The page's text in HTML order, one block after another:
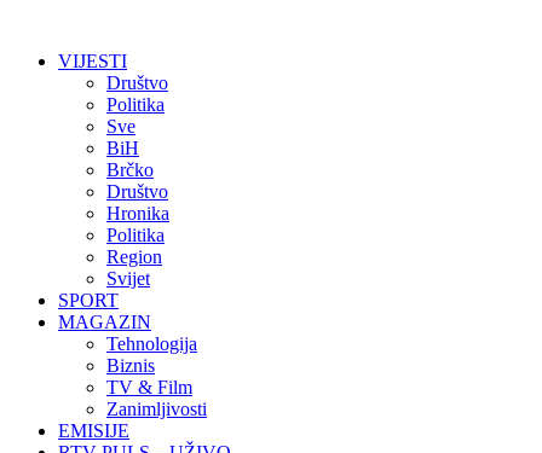
VIJESTI
Društvo
Politika
Sve
BiH
Brčko
Društvo
Hronika
Politika
Region
Svijet
SPORT
MAGAZIN
Tehnologija
Biznis
TV & Film
Zanimljivosti
EMISIJE